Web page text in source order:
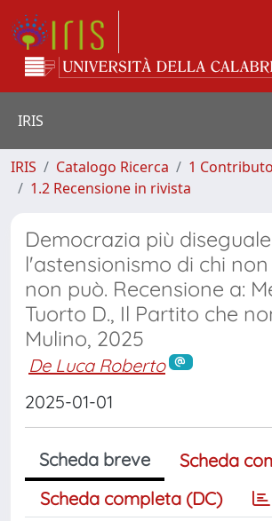
IRIS
IRIS Catalogo Ricerca
1
1.2 Recensione in rivista
Democrazia più
l'astensionismo di chi
non può. Recensione a:
Tuorto D., Il Partito che
Mulino, 2025
De Luca Roberto
2025-01-01
Scheda breve
Scheda
Scheda completa (DC)